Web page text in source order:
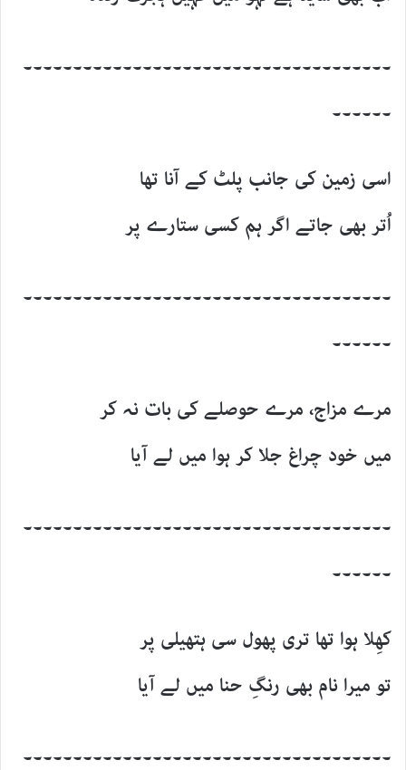
۔۔۔۔۔۔۔۔۔۔۔۔۔۔۔۔۔۔۔۔۔۔۔۔۔۔۔۔۔۔۔۔۔۔۔۔۔
۔۔۔۔۔۔
اسی زمین کی جانب پلٹ کے آنا تھا
اُتر بھی جاتے اگر ہم کسی ستارے پر
۔۔۔۔۔۔۔۔۔۔۔۔۔۔۔۔۔۔۔۔۔۔۔۔۔۔۔۔۔۔۔۔۔۔۔۔۔
۔۔۔۔۔۔
مرے مزاج، مرے حوصلے کی بات نہ کر
میں خود چراغ جلا کر ہوا میں لے آیا
۔۔۔۔۔۔۔۔۔۔۔۔۔۔۔۔۔۔۔۔۔۔۔۔۔۔۔۔۔۔۔۔۔۔۔۔۔
۔۔۔۔۔۔
کھِلا ہوا تھا تری پھول سی ہتھیلی پر
تو میرا نام بھی رنگِ حنا میں لے آیا
۔۔۔۔۔۔۔۔۔۔۔۔۔۔۔۔۔۔۔۔۔۔۔۔۔۔۔۔۔۔۔۔۔۔۔۔۔